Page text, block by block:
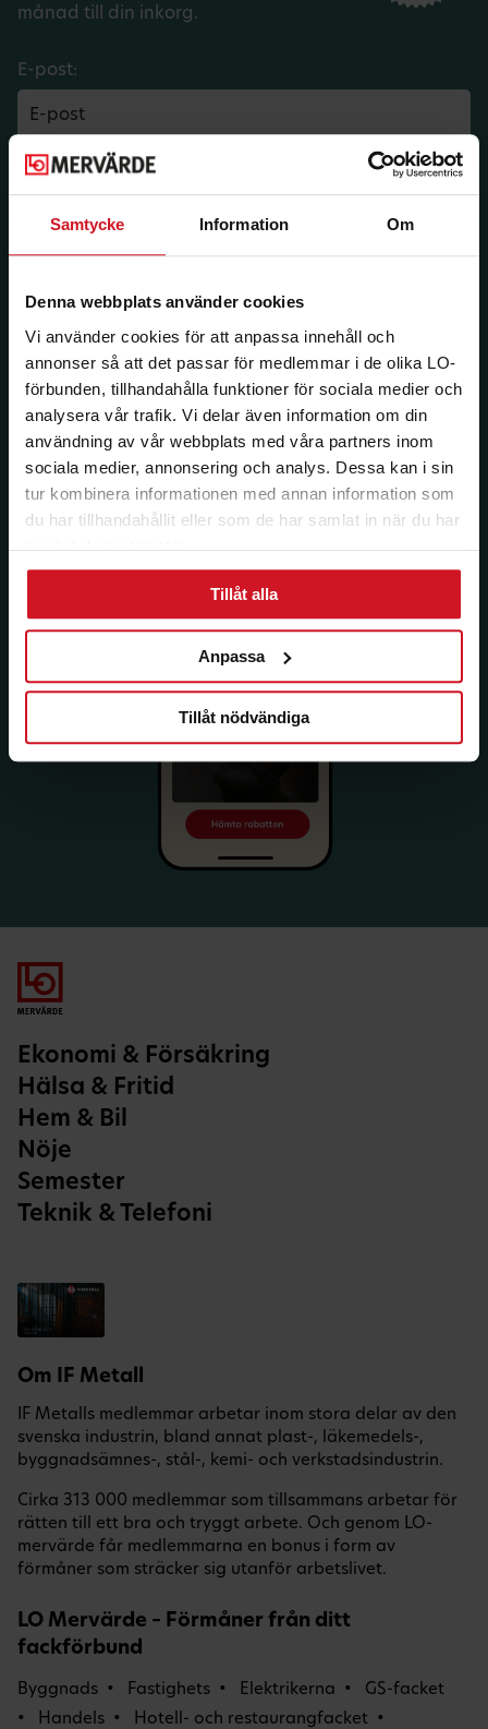
Samtycke Information Om
Denna webbplats använder cookies
Vi använder cookies för att anpassa innehåll och
annonser så att det passar för medlemmar i de olika LO-
förbunden, tillhandahålla funktioner för sociala medier och
analysera vår trafik. Vi delar även information om din
användning av vår webbplats med våra partners inom
sociala medier, annonsering och analys. Dessa kan i sin
tur kombinera informationen med annan information som
du har tillhandahållit eller som de har samlat in när du har
använt deras tjänster.
Tillåt alla
Anpassa
Tillåt nödvändiga
månad till din inkorg.
E-post:
Län:
medlemsförmåner från LO Mervärde. LO Mervärde
med allmänna dataskyddsförordningen (GDPR). Jag
kan när som helst avsluta prenumerationen.
Ekonomi & Försäkring
Hälsa & Fritid
Hem & Bil
Nöje
Semester
Teknik & Telefoni
Om IF Metall
IF Metalls medlemmar arbetar inom stora delar av den
svenska industrin, bland annat plast-, läkemedels-,
byggnadsämnes-, stål-, kemi- och verkstadsindustrin.
Cirka 313 000 medlemmar som tillsammans arbetar för
rätten till ett bra och tryggt arbete. Och genom LO-
mervärde får medlemmarna en bonus i form av
förmåner som sträcker sig utanför arbetslivet.
LO Mervärde – Förmåner från ditt
fackförbund
Byggnads Fastighets Elektrikerna
GS-facket
Handels
Hotell- och restaurangfacket